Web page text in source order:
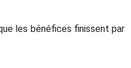
les bénéfices finissent par